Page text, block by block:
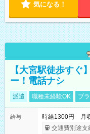
気になる！
【大宮駅徒歩すぐ
ー！電話ナシ
派遣 職種未経験OK ブ
給与
時給1300円 月
交通費別途支